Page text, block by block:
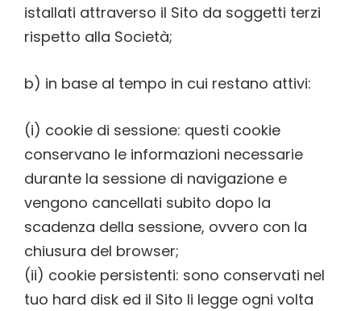
istallati attraverso il Sito da soggetti terzi
rispetto alla Società;
b) in base al tempo in cui restano attivi:
(i) cookie di sessione: questi cookie
conservano le informazioni necessarie
durante la sessione di navigazione e
vengono cancellati subito dopo la
scadenza della sessione, ovvero con la
chiusura del browser;
(ii) cookie persistenti: sono conservati nel
tuo hard disk ed il Sito li legge ogni volta